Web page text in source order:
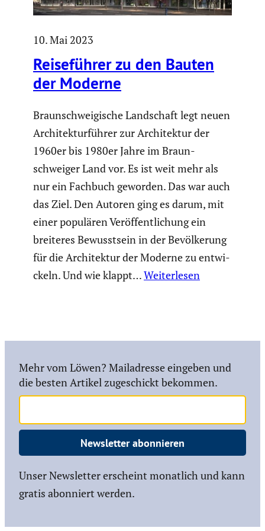
10. Mai 2023
Reise­führer zu den Bauten
der Moderne
Braun­schwei­gi­sche Landschaft legt neuen
Archi­tek­tur­führer zur Archi­tektur der
1960er bis 1980er Jahre im Braun­
schweiger Land vor. Es ist weit mehr als
nur ein Fachbuch geworden. Das war auch
das Ziel. Den Autoren ging es darum, mit
einer populären Veröf­fent­li­chung ein
breiteres Bewusst­sein in der Bevöl­ke­rung
für die Archi­tektur der Moderne zu entwi­
ckeln. Und wie klappt…Weiterlesen
Mehr vom Löwen? Mailadresse eingeben und
die besten Artikel zugeschickt bekommen.
Newsletter abonnieren
Unser Newsletter erscheint monatlich und kann
gratis abonniert werden.